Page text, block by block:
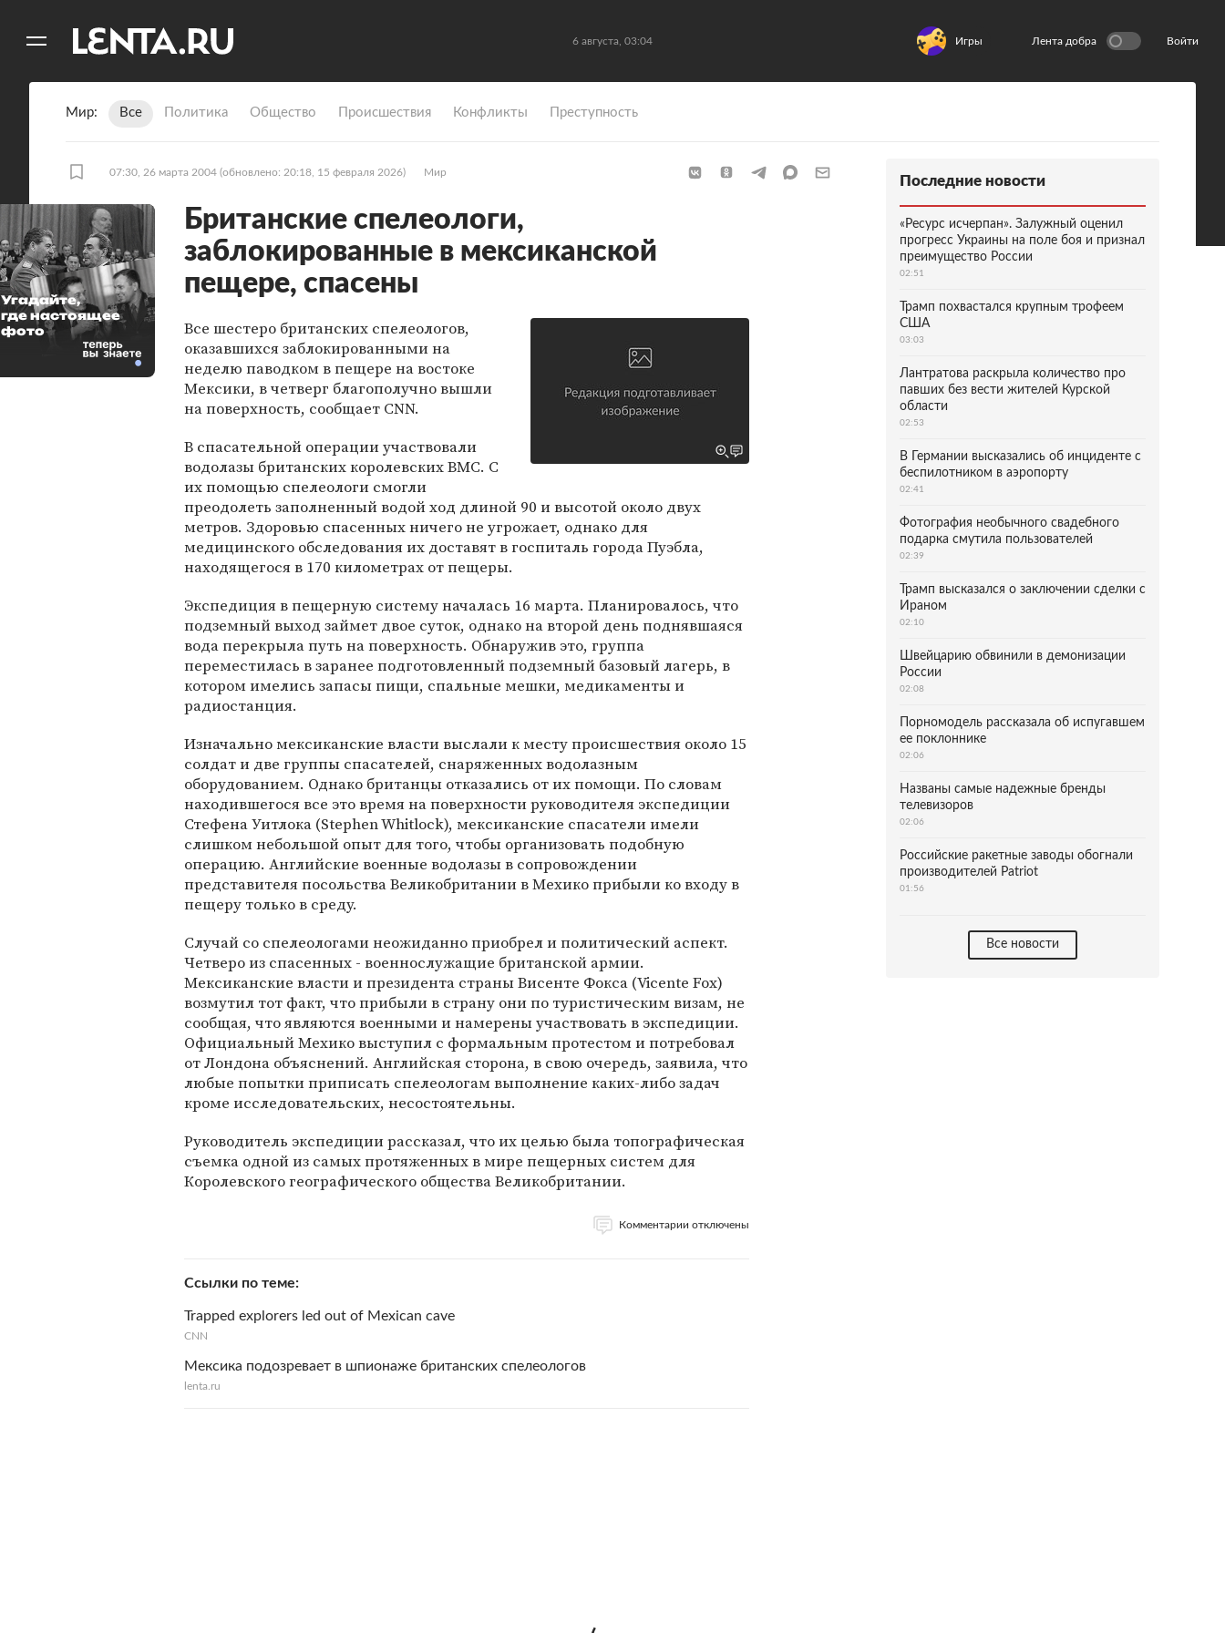
6 августа, 03:04 Игры Лента добра Войти
Мир Все Политика Общество Происшествия Конфликты Преступность
07:30, 26 марта 2004 (обновлено: 20:18, 15 февраля 2026) Мир
Британские спелеологи,
заблокированные в мексиканской
пещере, спасены
Все шестеро британских спелеологов,
оказавшихся заблокированными на
неделю паводком в пещере на востоке
Мексики, в четверг благополучно вышли
на поверхность, сообщает CNN.
В спасательной операции участвовали
водолазы британских королевских ВМС. С
их помощью спелеологи смогли
преодолеть заполненный водой ход длиной 90 и высотой около двух
метров. Здоровью спасенных ничего не угрожает, однако для
медицинского обследования их доставят в госпиталь города Пуэбла,
находящегося в 170 километрах от пещеры.
Экспедиция в пещерную систему началась 16 марта. Планировалось, что
подземный выход займет двое суток, однако на второй день поднявшаяся
вода перекрыла путь на поверхность. Обнаружив это, группа
переместилась в заранее подготовленный подземный базовый лагерь, в
котором имелись запасы пищи, спальные мешки, медикаменты и
радиостанция.
Изначально мексиканские власти выслали к месту происшествия около 15
солдат и две группы спасателей, снаряженных водолазным
оборудованием. Однако британцы отказались от их помощи. По словам
находившегося все это время на поверхности руководителя экспедиции
Стефена Уитлока (Stephen Whitlock), мексиканские спасатели имели
слишком небольшой опыт для того, чтобы организовать подобную
операцию. Английские военные водолазы в сопровождении
представителя посольства Великобритании в Мехико прибыли ко входу в
пещеру только в среду.
Случай со спелеологами неожиданно приобрел и политический аспект.
Четверо из спасенных - военнослужащие британской армии.
Мексиканские власти и президента страны Висенте Фокса (Vicente Fox)
возмутил тот факт, что прибыли в страну они по туристическим визам, не
сообщая, что являются военными и намерены участвовать в экспедиции.
Официальный Мехико выступил с формальным протестом и потребовал
от Лондона объяснений. Английская сторона, в свою очередь, заявила, что
любые попытки приписать спелеологам выполнение каких-либо задач
кроме исследовательских, несостоятельны.
Руководитель экспедиции рассказал, что их целью была топографическая
съемка одной из самых протяженных в мире пещерных систем для
Королевского географического общества Великобритании.
Комментарии отключены
Ссылки по теме
Trapped explorers led out of Mexican cave
CNN
Мексика подозревает в шпионаже британских спелеологов
lenta.ru
Угадайте,
где настоящее
фото
Последние новости
«Ресурс исчерпан». Залужный оценил
прогресс Украины на поле боя и признал
преимущество России
02:51
Трамп похвастался крупным трофеем
США
03:03
Лантратова раскрыла количество про
павших без вести жителей Курской
области
02:53
В Германии высказались об инциденте с
беспилотником в аэропорту
02:41
Фотография необычного свадебного
подарка смутила пользователей
02:39
Трамп высказался о заключении сделки с
Ираном
02:10
Швейцарию обвинили в демонизации
России
02:08
Порномодель рассказала об испугавшем
ее поклоннике
02:06
Названы самые надежные бренды
телевизоров
02:06
Российские ракетные заводы обогнали
производителей Patriot
01:56
Все новости